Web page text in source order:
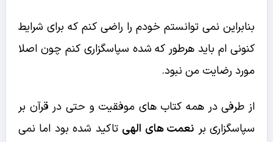
بنابراین نمی توانستم خودم را راضی کنم که برای شرایط
کنونی ام باید هرطور که شده سپاسگزاری کنم چون اصلا
مورد رضایت من نبود.
از طرفی در همه کتاب های موفقیت و حتی در قرآن بر
سپاسگزاری بر نعمت های الهی تاکید شده بود اما نمی